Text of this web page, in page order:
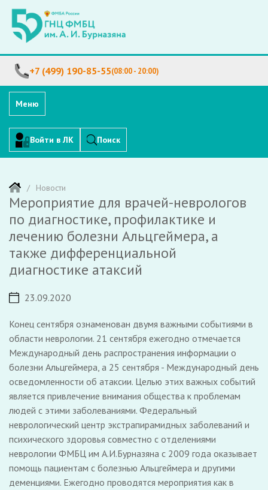
+7 (499) 190-85-55(08:00 - 20:00)
Меню
Войти в ЛК Поиск
Новости
Мероприятие для врачей-неврологов
по диагностике, профилактике и
лечению болезни Альцгеймера, а
также дифференциальной
диагностике атаксий
23.09.2020
Конец сентября ознаменован двумя важными событиями в
области неврологии. 21 сентября ежегодно отмечается
Международный день распространения информации о
болезни Альцгеймера, а 25 сентября - Международный день
осведомленности об атаксии. Целью этих важных событий
является привлечение внимания общества к проблемам
людей с этими заболеваниями. Федеральный
неврологический центр экстрапирамидных заболеваний и
психического здоровья совместно с отделениями
неврологии ФМБЦ им А.И.Бурназяна с 2009 года оказывает
помощь пациентам с болезнью Альцгеймера и другими
деменциями. Ежегодно проводятся мероприятия как в